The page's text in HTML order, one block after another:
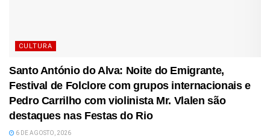
CULTURA
Santo António do Alva: Noite do Emigrante,
Festival de Folclore com grupos internacionais e
Pedro Carrilho com violinista Mr. Vlalen são
destaques nas Festas do Rio
6 DE AGOSTO, 2026